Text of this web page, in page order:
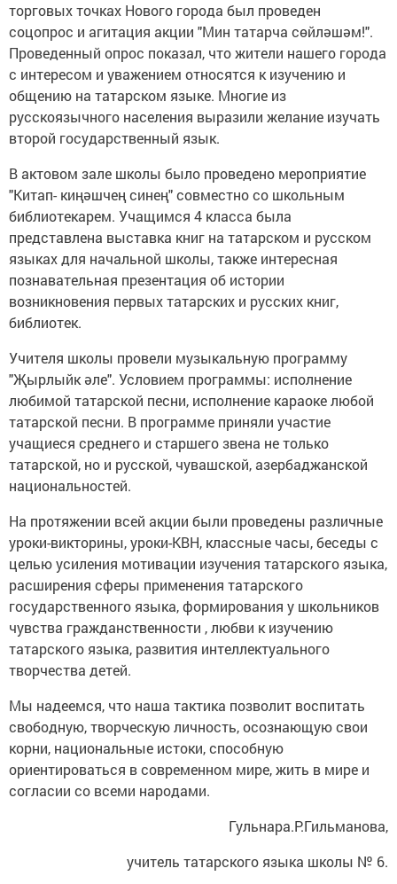
торговых точках Нового города был проведен
соцопрос и агитация акции "Мин татарча сөйләшәм!".
Проведенный опрос показал, что жители нашего города
с интересом и уважением относятся к изучению и
общению на татарском языке. Многие из
русскоязычного населения выразили желание изучать
второй государственный язык.
В актовом зале школы было проведено мероприятие
"Китап- киңәшчең синең" совместно со школьным
библиотекарем. Учащимся 4 класса была
представлена выставка книг на татарском и русском
языках для начальной школы, также интересная
познавательная презентация об истории
возникновения первых татарских и русских книг,
библиотек.
Учителя школы провели музыкальную программу
"Җырлыйк әле". Условием программы: исполнение
любимой татарской песни, исполнение караоке любой
татарской песни. В программе приняли участие
учащиеся среднего и старшего звена не только
татарской, но и русской, чувашской, азербаджанской
национальностей.
На протяжении всей акции были проведены различные
уроки-викторины, уроки-КВН, классные часы, беседы с
целью усиления мотивации изучения татарского языка,
расширения сферы применения татарского
государственного языка, формирования у школьников
чувства гражданственности , любви к изучению
татарского языка, развития интеллектуального
творчества детей.
Мы надеемся, что наша тактика позволит воспитать
свободную, творческую личность, осознающую свои
корни, национальные истоки, способную
ориентироваться в современном мире, жить в мире и
согласии со всеми народами.
Гульнара.Р.Гильманова,
учитель татарского языка школы № 6.